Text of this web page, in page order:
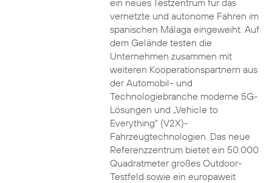
ein neues Testzentrum für das
vernetzte und autonome Fahren im
spanischen Málaga eingeweiht. Auf
dem Gelände testen die
Unternehmen zusammen mit
weiteren Kooperationspartnern aus
der Automobil- und
Technologiebranche moderne 5G-
Lösungen und „Vehicle to
Everything“ (V2X)-
Fahrzeugtechnologien. Das neue
Referenzzentrum bietet ein 50.000
Quadratmeter großes Outdoor-
Testfeld sowie ein europaweit